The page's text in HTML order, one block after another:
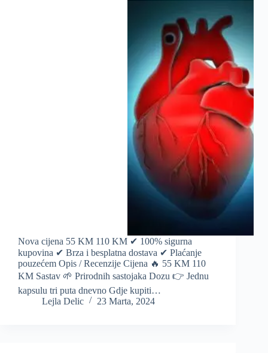
Nova cijena 55 KM 110 KM ✔ 100% sigurna
kupovina ✔ Brza i besplatna dostava ✔ Plaćanje
pouzećem Opis / Recenzije Cijena 🔥 55 KM 110
KM Sastav 🌱 Prirodnih sastojaka Dozu 👉 Jednu
kapsulu tri puta dnevno Gdje kupiti…
Lejla Delic
23 Marta, 2024